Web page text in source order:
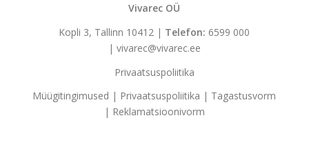
Vivarec OÜ
Kopli 3, Tallinn 10412 | Telefon: 6599 000
| vivarec@vivarec.ee
Privaatsuspoliitika
Müügitingimused | Privaatsuspoliitika | Tagastusvorm
| Reklamatsioonivorm